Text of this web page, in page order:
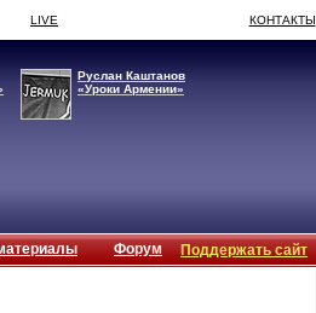
LIVE КОНТАКТЫ
Руслан Каштанов
«Уроки Армении»
Форум Поддержать сайт